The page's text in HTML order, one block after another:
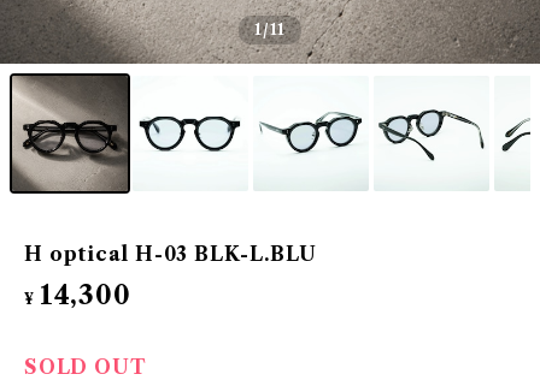
1/11
H optical H-03 BLK-L.BLU
¥ 14,300
SOLD OUT